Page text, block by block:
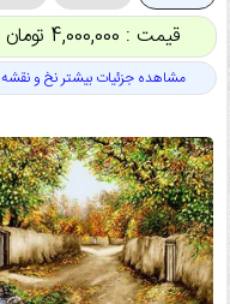
قیمت : 4,000,000 تومان
مشاهده جزئیات بیشتر نخ و نقشه